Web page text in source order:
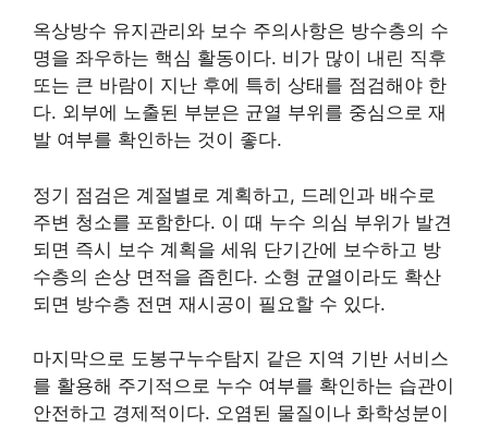
옥상방수 유지관리와 보수 주의사항은 방수층의 수
명을 좌우하는 핵심 활동이다. 비가 많이 내린 직후
또는 큰 바람이 지난 후에 특히 상태를 점검해야 한
다. 외부에 노출된 부분은 균열 부위를 중심으로 재
발 여부를 확인하는 것이 좋다.
정기 점검은 계절별로 계획하고, 드레인과 배수로
주변 청소를 포함한다. 이 때 누수 의심 부위가 발견
되면 즉시 보수 계획을 세워 단기간에 보수하고 방
수층의 손상 면적을 좁힌다. 소형 균열이라도 확산
되면 방수층 전면 재시공이 필요할 수 있다.
마지막으로 도봉구누수탐지 같은 지역 기반 서비스
를 활용해 주기적으로 누수 여부를 확인하는 습관이
안전하고 경제적이다. 오염된 물질이나 화학성분이